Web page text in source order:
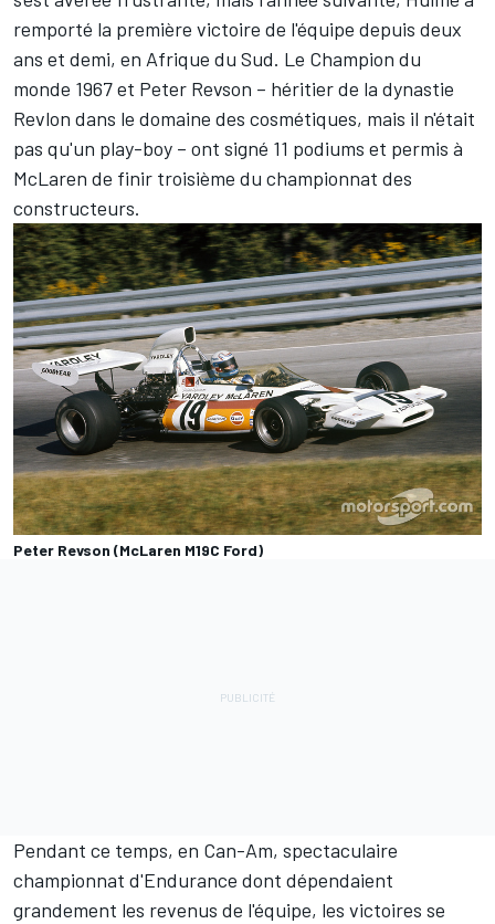
remporté la première victoire de l'équipe depuis deux
ans et demi, en Afrique du Sud. Le Champion du
monde 1967 et Peter Revson – héritier de la dynastie
Revlon dans le domaine des cosmétiques, mais il n'était
pas qu'un play-boy – ont signé 11 podiums et permis à
McLaren de finir troisième du championnat des
constructeurs.
Peter Revson (McLaren M19C Ford)
Pendant ce temps, en Can-Am, spectaculaire
championnat d'Endurance dont dépendaient
grandement les revenus de l'équipe, les victoires se